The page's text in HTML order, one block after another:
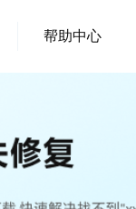
帮助中心